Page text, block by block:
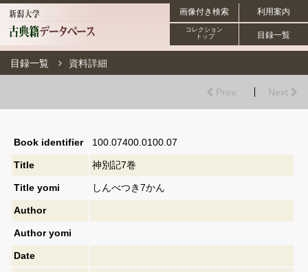
利用案内
画像付き検索
目録一覧
コレクション
トップ
目録一覧 資料詳細
Prev. Next
Book identifier 100.07400.0100.07
Title 神別記7巻
Title yomi しんべつき7かん
Author
Author yomi
Date